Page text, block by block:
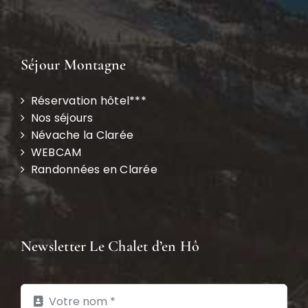
Séjour Montagne
Réservation hôtel***
Nos séjours
Névache la Clarée
WEBCAM
Randonnées en Clarée
Newsletter Le Chalet d’en Hô